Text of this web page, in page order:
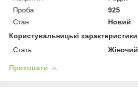
Проба
925
Стан
Новий
Користувальницькі характеристики
Стать
Жіночий
Приховати